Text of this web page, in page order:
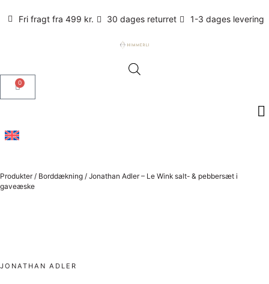
Fri fragt fra 499 kr. 30 dages returret 1-3 dages levering
0
Produkter / Borddækning / Jonathan Adler – Le Wink salt- & pebbersæt i
gaveæske
JONATHAN ADLER